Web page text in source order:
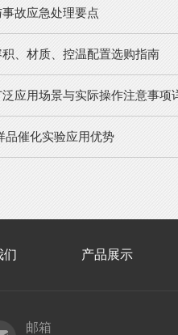
故应急处理要点
、材质、控温配置选购指南
应用场景与实际操作注意事项
品催化实验应用优势
们 产品展示
邮箱